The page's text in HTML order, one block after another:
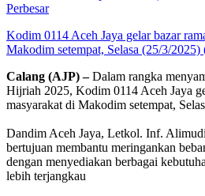
Perbesar
Kodim 0114 Aceh Jaya gelar bazar
Makodim setempat, Selasa (25/3/2025)
Calang (AJP) –Dalam rangka
Hijriah 2025, Kodim 0114 Aceh Jaya
masyarakat di Makodim setempat,
‎Dandim Aceh Jaya, Letkol. Inf.
bertujuan membantu meringankan
dengan menyediakan berbagai
lebih terjangkau